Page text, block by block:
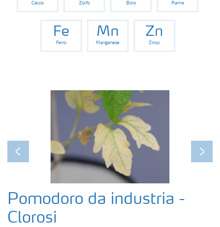
Organici e organo minerali
Sicurezza dei fertilizzanti
Calcio Zolfo Boro Rame
Fe
Ferro
Mn
Manganese
Zn
Zinco
Previous Next
Pomodoro da industria -
Clorosi